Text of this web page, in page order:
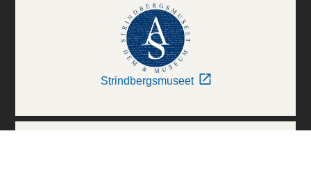
Strindbergsmuseet